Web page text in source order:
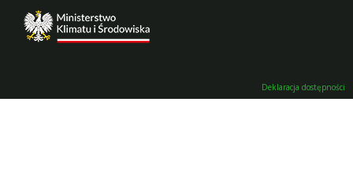
Deklaracja dostępności